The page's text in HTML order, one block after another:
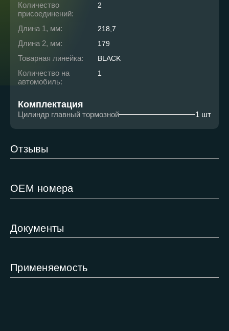
Количество
присоединений:
2
Длина 1, мм: 218,7
Длина 2, мм: 179
Товарная линейка: BLACK
Количество на
автомобиль:
1
Комплектация
Цилиндр главный тормозной 1 шт
Отзывы
ОЕМ номера
Документы
Применяемость